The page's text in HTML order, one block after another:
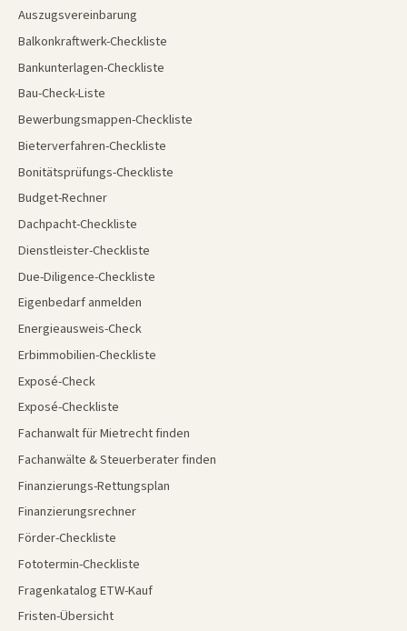
Auszugsvereinbarung
Balkonkraftwerk-Checkliste
Bankunterlagen-Checkliste
Bau-Check-Liste
Bewerbungsmappen-Checkliste
Bieterverfahren-Checkliste
Bonitätsprüfungs-Checkliste
Budget-Rechner
Dachpacht-Checkliste
Dienstleister-Checkliste
Due-Diligence-Checkliste
Eigenbedarf anmelden
Energieausweis-Check
Erbimmobilien-Checkliste
Exposé-Check
Exposé-Checkliste
Fachanwalt für Mietrecht finden
Fachanwälte & Steuerberater finden
Finanzierungs-Rettungsplan
Finanzierungsrechner
Förder-Checkliste
Fototermin-Checkliste
Fragenkatalog ETW-Kauf
Fristen-Übersicht